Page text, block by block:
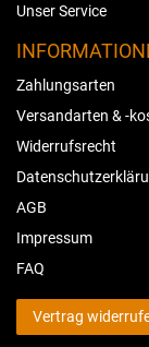
Unser Service
Zahlungsarten
Versandarten & -
Widerrufsrecht
AGB
Impressum
FAQ
Vertrag